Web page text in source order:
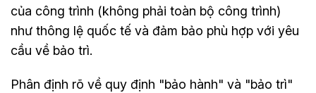
của công trình (không phải toàn bộ công trình)
như thông lệ quốc tế và đảm bảo phù hợp với yêu
cầu về bảo trì.
Phân định rõ về quy định "bảo hành" và "bảo trì"